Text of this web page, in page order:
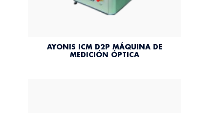
AYONIS ICM D2P MÁQUINA DE
MEDICIÓN ÓPTICA